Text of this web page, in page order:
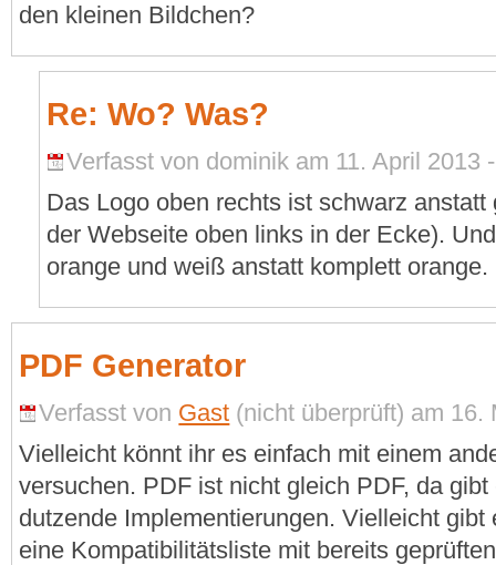
den kleinen Bildchen?
Re: Wo? Was?
Verfasst von dominik am 11. April 2013
Das Logo oben rechts ist schwarz
der Webseite oben links in der Ecke).
orange und weiß anstatt komplett orange.
PDF Generator
Verfasst von Gast (nicht überprüft) am 16.
Vielleicht könnt ihr es einfach mit einem
versuchen. PDF ist nicht gleich PDF, da
dutzende Implementierungen. Vielleicht
eine Kompatibilitätsliste mit bereits